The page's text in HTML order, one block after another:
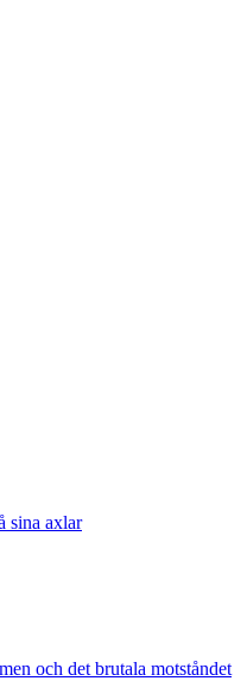
sina axlar
och det brutala motståndet